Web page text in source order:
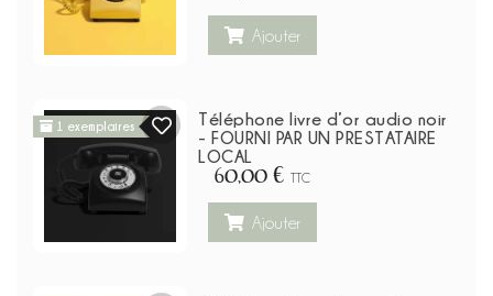
Ajouter
1 exemplaires
Téléphone livre d’or audio noir
- FOURNI PAR UN PRESTATAIRE
LOCAL
60,00 € TTC
Ajouter